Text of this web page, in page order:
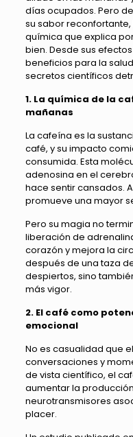
días ocupados. Pero
su sabor
química que explica
bien. Desde sus
beneficios para la
secretos científicos
1. La química de la
mañanas
La cafeína es la
café, y su impacto
consumida. Esta
adenosina en el
hace sentir cansados.
promueve una mayor
Pero su magia no
liberación de
corazón y mejora la
después de una taza
despiertos, sino
más vigor.
2. El café como
emocional
No es casualidad que
conversaciones y
de vista científico, el
aumentar la
neurotransmisores
placer.